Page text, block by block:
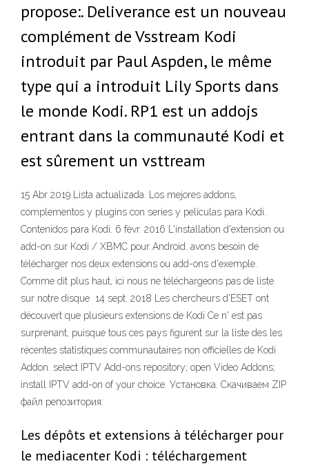
propose:. Deliverance est un nouveau
complément de Vsstream Kodi
introduit par Paul Aspden, le même
type qui a introduit Lily Sports dans
le monde Kodi. RP1 est un addojs
entrant dans la communauté Kodi et
est sûrement un vsttream
15 Abr 2019 Lista actualizada. Los mejores addons,
complementos y plugins con series y películas para Kodi.
Contenidos para Kodi. 6 févr. 2016 L'installation d'extension ou
add-on sur Kodi / XBMC pour Android. avons besoin de
télécharger nos deux extensions ou add-ons d'exemple.
Comme dit plus haut, ici nous ne téléchargeons pas de liste
sur notre disque 14 sept. 2018 Les chercheurs d'ESET ont
découvert que plusieurs extensions de Kodi Ce n' est pas
surprenant, puisque tous ces pays figurent sur la liste des les
récentes statistiques communautaires non officielles de Kodi
Addon. select IPTV Add-ons repository; open Video Addons;
install IPTV add-on of your choice. Установка. Скачиваем ZIP
файл репозитория:
Les dépôts et extensions à télécharger pour
le mediacenter Kodi : téléchargement